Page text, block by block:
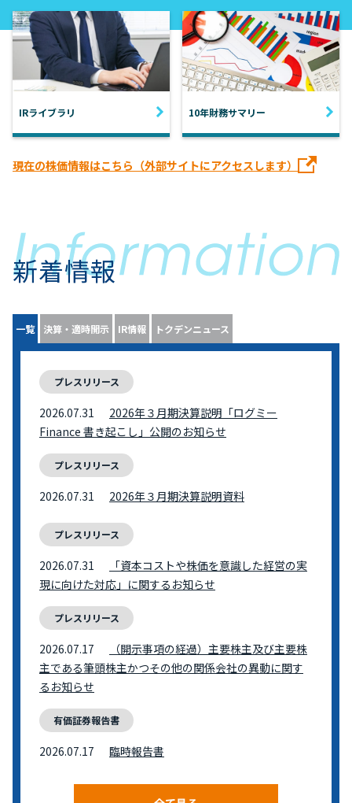
IRライブラリ 10年財務サマリー
現在の株価情報はこちら（外部サイトにアクセスします）
新着情報
一覧 決算・適時開示 IR情報 トクデンニュース
プレスリリース
2026.07.31
2026年３月期決算説明「ログミー
Finance 書き起こし」公開のお知らせ
プレスリリース
2026.07.31 2026年３月期決算説明資料
プレスリリース
2026.07.31
「資本コストや株価を意識した経営の実
現に向けた対応」に関するお知らせ
プレスリリース
2026.07.17
（開示事項の経過）主要株主及び主要株
主である筆頭株主かつその他の関係会社の異動に関す
るお知らせ
有価証券報告書
2026.07.17 臨時報告書